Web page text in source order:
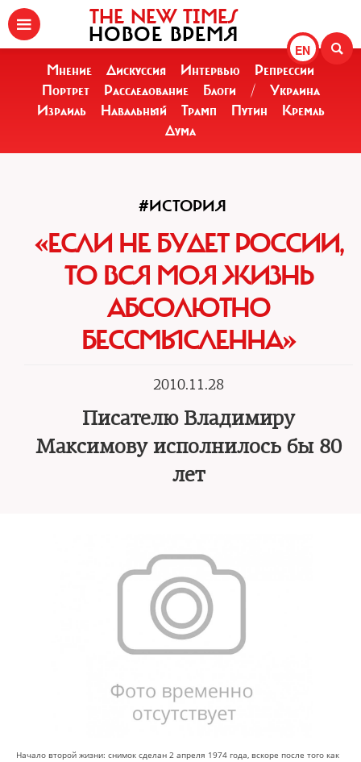
EN
THE NEW TIMES
НОВОЕ ВРЕМЯ
Мнение Дискуссия Интервью
Репрессии
Портрет
Расследование Блоги /
Украина
Израиль
Навальный Трамп Путин
Кремль
Дума
#ИСТОРИЯ
«ЕСЛИ НЕ БУДЕТ РОССИИ,
ТО ВСЯ МОЯ ЖИЗНЬ
АБСОЛЮТНО
БЕССМЫСЛЕННА»
2010.11.28
Писателю Владимиру
Максимову исполнилось бы 80
лет
Начало второй жизни: снимок сделан 2 апреля 1974 года, вскоре после того как